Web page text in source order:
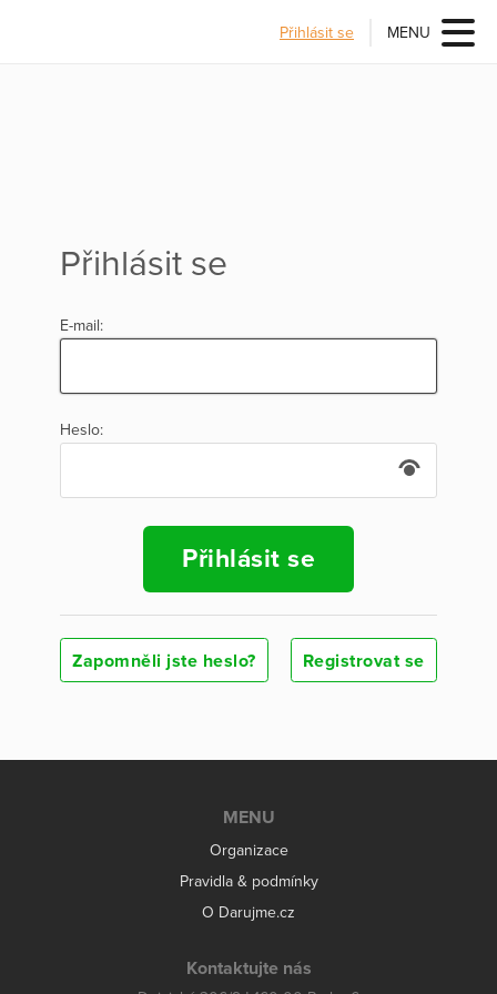
Přihlásit se MENU
Přihlásit se
E-mail:
Heslo:
Přihlásit se
Zapomněli jste heslo? Registrovat se
MENU
Organizace
Pravidla & podmínky
O Darujme.cz
Kontaktujte nás